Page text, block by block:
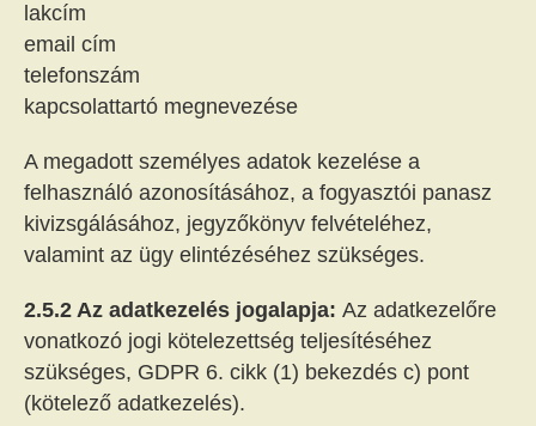
lakcím
email cím
telefonszám
kapcsolattartó megnevezése
A megadott személyes adatok kezelése a
felhasználó azonosításához, a fogyasztói panasz
kivizsgálásához, jegyzőkönyv felvételéhez,
valamint az ügy elintézéséhez szükséges.
2.5.2 Az adatkezelés jogalapja: Az adatkezelőre
vonatkozó jogi kötelezettség teljesítéséhez
szükséges, GDPR 6. cikk (1) bekezdés c) pont
(kötelező adatkezelés).